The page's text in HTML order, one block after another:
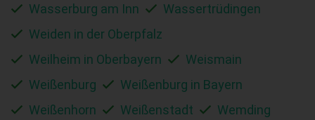
Wasserburg am Inn
Wassertrüdingen
Weiden in der Oberpfalz
Weilheim in Oberbayern
Weismain
Weißenburg
Weißenburg in Bayern
Weißenhorn
Weißenstadt Wemding